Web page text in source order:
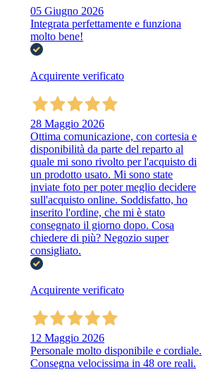
05 Giugno 2026
Integrata perfettamente e funziona
molto bene!
Acquirente verificato
28 Maggio 2026
Ottima comunicazione, con cortesia e
disponibilità da parte del reparto al
quale mi sono rivolto per l'acquisto di
un prodotto usato. Mi sono state
inviate foto per poter meglio decidere
sull'acquisto online. Soddisfatto, ho
inserito l'ordine, che mi è stato
consegnato il giorno dopo. Cosa
chiedere di più? Negozio super
consigliato.
Acquirente verificato
12 Maggio 2026
Personale molto disponibile e cordiale.
Consegna velocissima in 48 ore reali.